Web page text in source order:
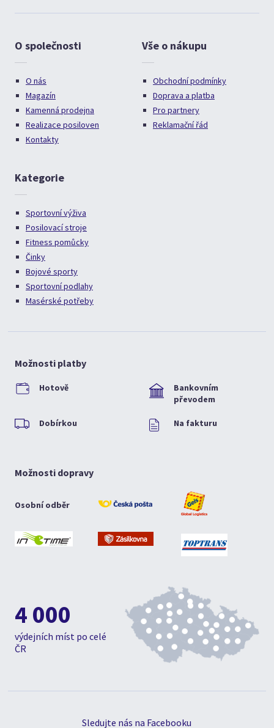
O společnosti
O nás
Magazín
Kamenná prodejna
Realizace posiloven
Kontakty
Vše o nákupu
Obchodní podmínky
Doprava a platba
Pro partnery
Reklamační řád
Kategorie
Sportovní výživa
Posilovací stroje
Fitness pomůcky
Činky
Bojové sporty
Sportovní podlahy
Masérské potřeby
Možnosti platby
Hotově
Bankovním
převodem
Dobírkou Na fakturu
Možnosti dopravy
Osobní odběr
4 000
výdejních míst po celé
ČR
Sledujte nás na Facebooku